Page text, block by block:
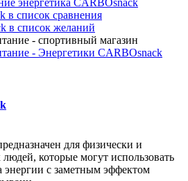
в список сравнения
в список желаний
для физически и
которые могут использовать
энергии с заметным эффектом